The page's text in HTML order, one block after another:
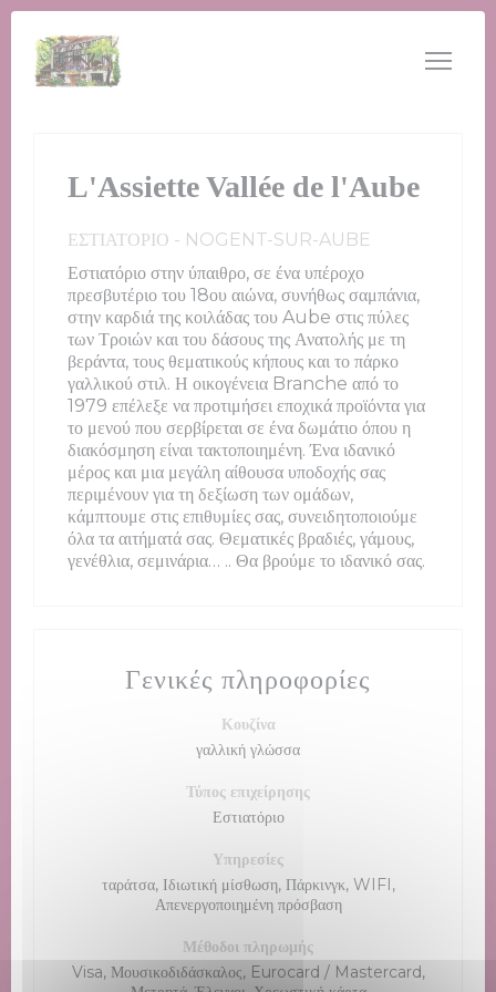
Πίνακας διαχείρισης "Μπισκότων" (Cookies)
L'Assiette Vallée de l'Aube
ΕΣΤΙΑΤΌΡΙΟ - NOGENT-SUR-AUBE
Εστιατόριο στην ύπαιθρο, σε ένα υπέροχο
πρεσβυτέριο του 18ου αιώνα, συνήθως σαμπάνια,
στην καρδιά της κοιλάδας του Aube στις πύλες
των Τροιών και του δάσους της Ανατολής με τη
βεράντα, τους θεματικούς κήπους και το πάρκο
γαλλικού στιλ. Η οικογένεια Branche από το
1979 επέλεξε να προτιμήσει εποχικά προϊόντα για
το μενού που σερβίρεται σε ένα δωμάτιο όπου η
διακόσμηση είναι τακτοποιημένη. Ένα ιδανικό
μέρος και μια μεγάλη αίθουσα υποδοχής σας
περιμένουν για τη δεξίωση των ομάδων,
κάμπτουμε στις επιθυμίες σας, συνειδητοποιούμε
όλα τα αιτήματά σας. Θεματικές βραδιές, γάμους,
γενέθλια, σεμινάρια… .. Θα βρούμε το ιδανικό σας.
Γενικές πληροφορίες
Κουζίνα
γαλλική γλώσσα
Τύπος επιχείρησης
Εστιατόριο
Υπηρεσίες
ταράτσα, Ιδιωτική μίσθωση, Πάρκινγκ, WIFI,
Απενεργοποιημένη πρόσβαση
Μέθοδοι πληρωμής
Visa, Μουσικοδιδάσκαλος, Eurocard / Mastercard,